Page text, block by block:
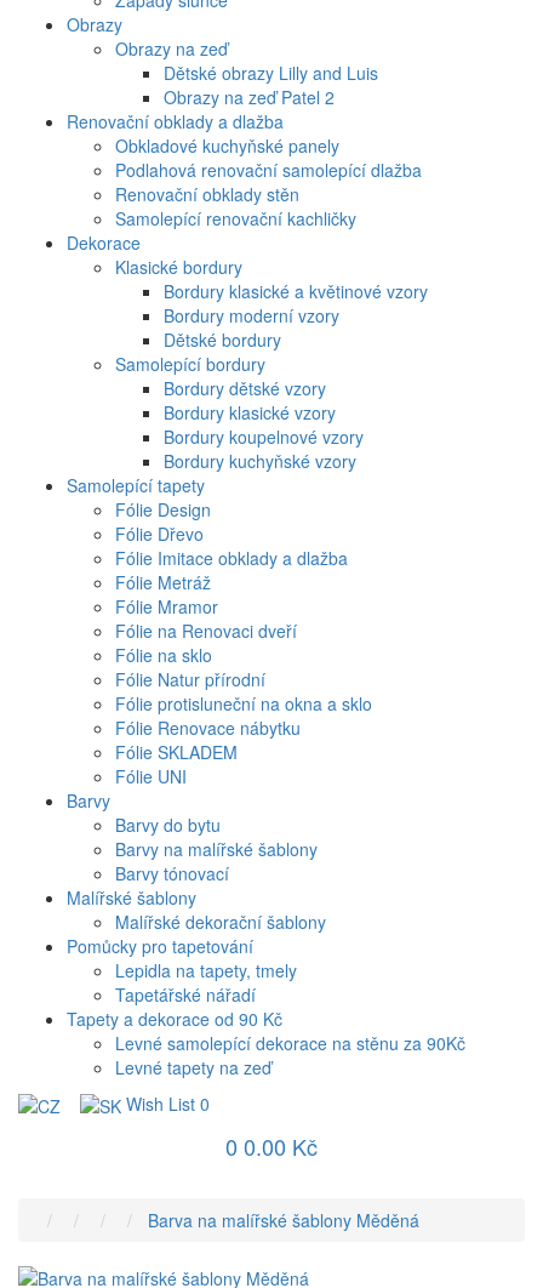
Obrazy
Obrazy na zeď
Dětské obrazy Lilly and Luis
Obrazy na zeď Patel 2
Renovační obklady a dlažba
Obkladové kuchyňské panely
Podlahová renovační samolepící dlažba
Renovační obklady stěn
Samolepící renovační kachličky
Dekorace
Klasické bordury
Bordury klasické a květinové vzory
Bordury moderní vzory
Dětské bordury
Samolepící bordury
Bordury dětské vzory
Bordury klasické vzory
Bordury koupelnové vzory
Bordury kuchyňské vzory
Samolepící tapety
Fólie Design
Fólie Dřevo
Fólie Imitace obklady a dlažba
Fólie Metráž
Fólie Mramor
Fólie na Renovaci dveří
Fólie na sklo
Fólie Natur přírodní
Fólie protisluneční na okna a sklo
Fólie Renovace nábytku
Fólie SKLADEM
Fólie UNI
Barvy
Barvy do bytu
Barvy na malířské šablony
Barvy tónovací
Malířské šablony
Malířské dekorační šablony
Pomůcky pro tapetování
Lepidla na tapety, tmely
Tapetářské nářadí
Tapety a dekorace od 90 Kč
Levné samolepící dekorace na stěnu za 90Kč
Levné tapety na zeď
Wish List 0
0 0.00 Kč
Barva na malířské šablony Měděná